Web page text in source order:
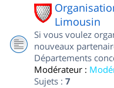
Limousin
Si vous voulez
nouveaux
Départements
Modérateur :
Sujets : 7